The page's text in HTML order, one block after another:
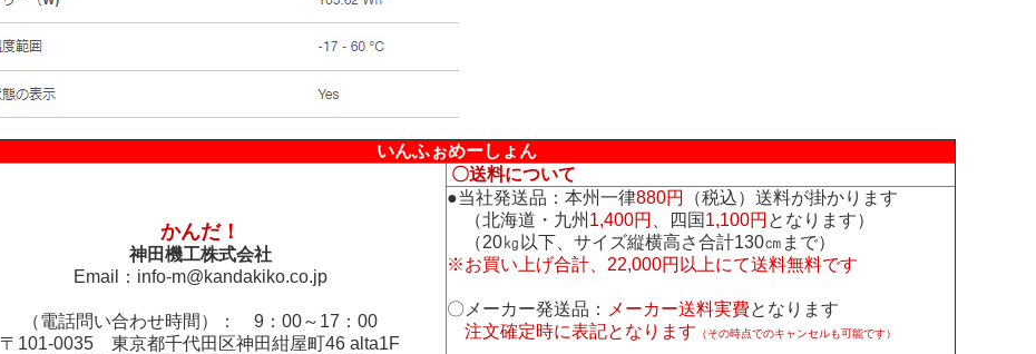
いんふぉめーしょん
かんだ！
神田機工株式会社
Email： info-m@kandakiko.co.jp
（電話問い合わせ時間）： 9：00～17：00
〒101-0035 東京都千代田区神田紺屋町46 alta1F
〇送料について
●当社発送品：本州一律880円
（税込）送料が掛かります
（北海道・九州 1,400円 、四国 1,100円 となります）
（20㎏以下、サイズ縦横高さ合計130㎝まで）
※お買い上げ合計、22,000円以上にて送料無料です
〇メーカー発送品： メーカー送料実費となります
注文確定時に表記となります （その時点でのキャンセルも可能です）